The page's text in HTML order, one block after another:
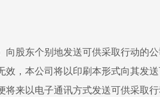
股东个别地发送可供采取行动的
，本公司将以印刷本形式向其发
来以电子通讯方式发送可供采取行